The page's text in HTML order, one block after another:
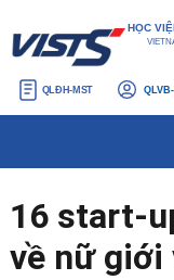
tới
nội
dung
HỌC
QLĐH-MST
16 start-
về nữ giới
hướng
bài
viết